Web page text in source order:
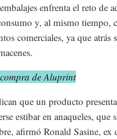
enfrenta el reto de
y, al mismo tiempo,
comerciales, ya que atrás
de Aluprint
que un producto
estibar en anaqueles, que
afirmó Ronald Sasine, ex